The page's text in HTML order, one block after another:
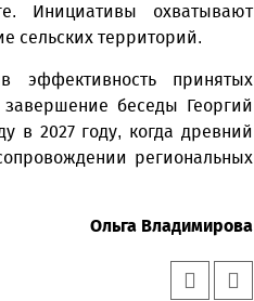
Инициативы охватывают
сельских территорий.
эффективность принятых
беседы Георгий
в 2027 году, когда древний
региональных
Ольга Владимирова